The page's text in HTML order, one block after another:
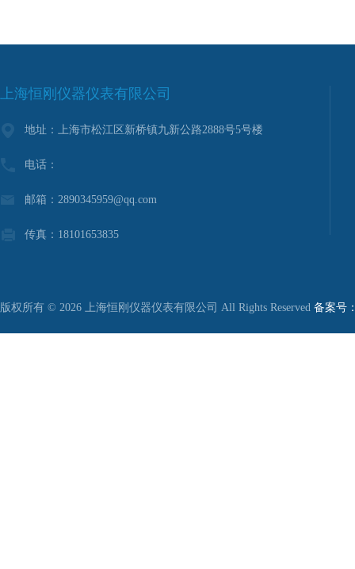
上海恒刚仪器仪表有限公司
地址：上海市松江区新桥镇九新公路2888号5号楼
电话：
邮箱：2890345959@qq.com
传真：18101653835
版权所有 © 2026 上海恒刚仪器仪表有限公司 All Rights Reserved 备案号